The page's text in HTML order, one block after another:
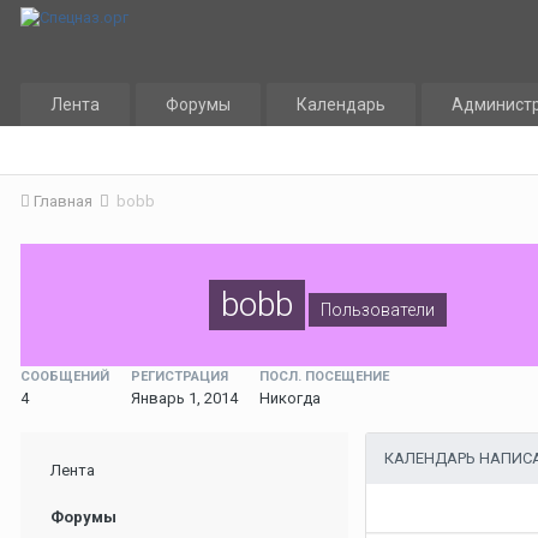
Лента Форумы Календарь
Главная bobb
bobb Пользователи
СООБЩЕНИЙ
4
РЕГИСТРАЦИЯ
Январь 1, 2014
ПОСЛ. ПОСЕЩЕНИЕ
Никогда
Лента
Форумы
КАЛЕНДАРЬ